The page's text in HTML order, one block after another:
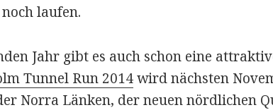
laufen.
Jahr gibt es auch schon eine
Tunnel Run 2014wird nächsten
Norra Länken, der neuen nördlichen